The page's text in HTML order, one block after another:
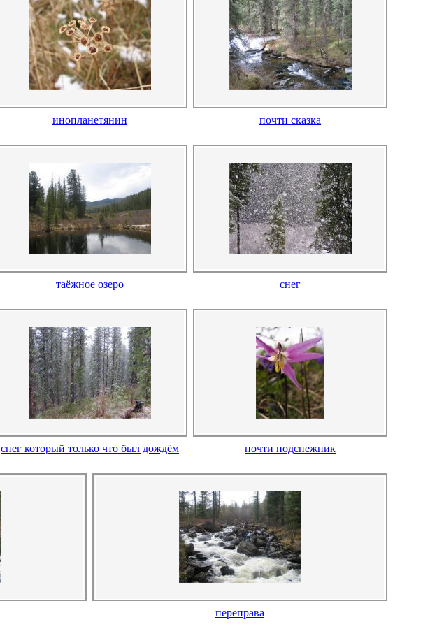
инопланетянин почти сказка
таёжное озеро снег
снег который только что был дождём почти подснежник
переправа